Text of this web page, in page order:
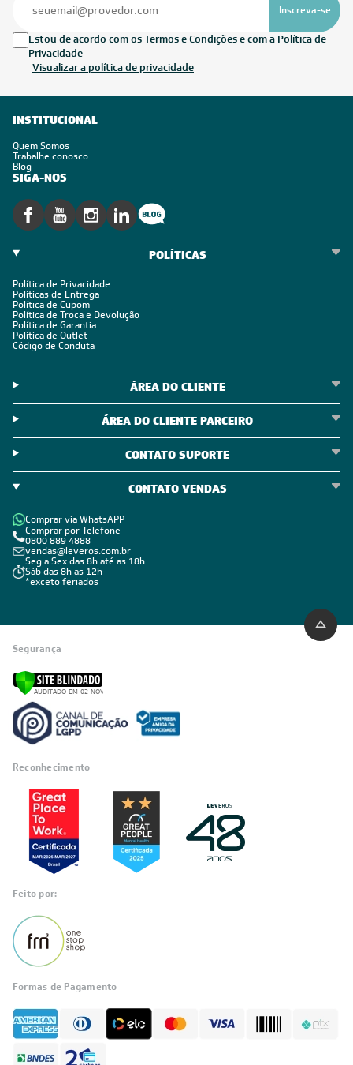
Inscreva-se
Estou de acordo com os Termos e Condições e com a Política de
Privacidade
Visualizar a política de privacidade
INSTITUCIONAL
Quem Somos
Trabalhe conosco
Blog
SIGA-NOS
POLÍTICAS
Política de Privacidade
Políticas de Entrega
Política de Cupom
Política de Troca e Devolução
Política de Garantia
Política de Outlet
Código de Conduta
ÁREA DO CLIENTE
ÁREA DO CLIENTE PARCEIRO
CONTATO SUPORTE
CONTATO VENDAS
Comprar via WhatsAPP
Comprar por Telefone
0800 889 4888
vendas@leveros.com.br
Seg a Sex das 8h até as 18h
Sáb das 8h as 12h
*exceto feriados
Segurança
Reconhecimento
Feito por:
Formas de Pagamento
Fale com a LIA